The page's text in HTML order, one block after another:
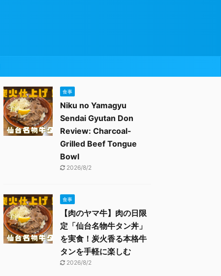
食事
Niku no Yamagyu
Sendai Gyutan Don
Review: Charcoal-
Grilled Beef Tongue
Bowl
2026/8/2
食事
【肉のヤマ牛】肉の日限
定「仙台名物牛タン丼」
を実食！炭火香る本格牛
タンを手軽に楽しむ
2026/8/2